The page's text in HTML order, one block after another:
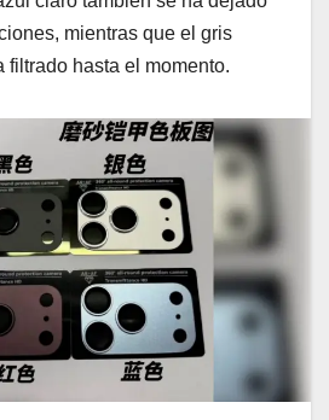
mientras que el gris
filtrado hasta el momento.